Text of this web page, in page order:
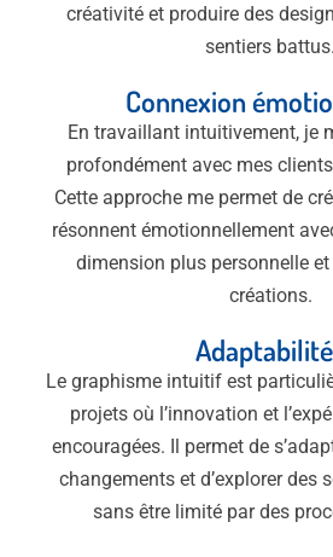
créativité et produire des
sentiers battus.
Connexion
En travaillant intuitivement, je
profondément avec mes
Cette approche me permet de
résonnent émotionnellement
dimension plus personnelle
créations.
Le graphisme intuitif est
projets où l’innovation et
encouragées. Il permet de
changements et d’explorer des
sans être limité par des